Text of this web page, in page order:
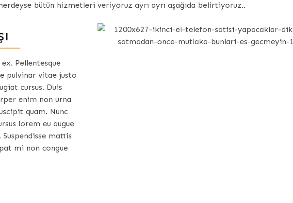
bütün hizmetleri veriyoruz ayrı ayrı aşağıda belirtiyoruz..
Pellentesque
pulvinar vitae justo
cursus. Duis
enim non urna
quam. Nunc
lorem eu augue
mattis
mi non congue